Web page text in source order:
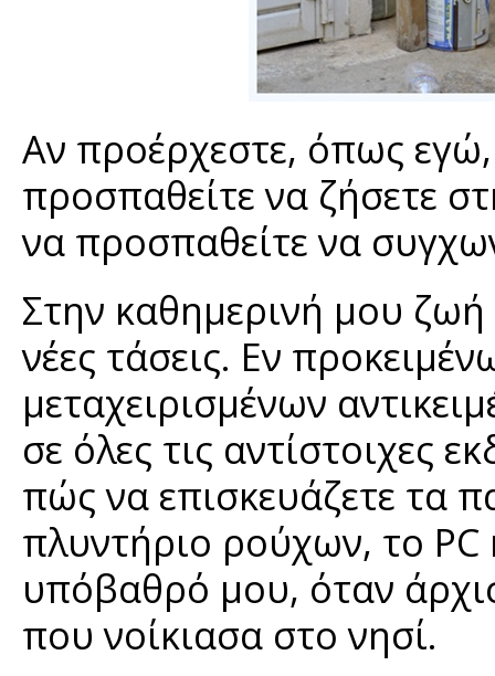
Αν προέρχεστε, όπως
προσπαθείτε να ζήσετε
να προσπαθείτε να
Στην καθημερινή μου ζωή
νέες τάσεις. Εν
μεταχειρισμένων
σε όλες τις αντίστοιχες
πώς να επισκευάζετε τα
πλυντήριο ρούχων, το PC
υπόβαθρό μου, όταν
που νοίκιασα στο νησί.